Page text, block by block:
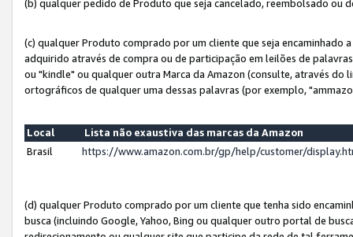
(b) qualquer pedido de Produto que seja cancelado, reembolsado ou
(c) qualquer Produto comprado por um cliente que seja encaminhado
adquirido através de compra ou de participação em leilões de
ou "kindle" ou qualquer outra Marca da Amazon (consulte, através do
ortográficos de qualquer uma dessas palavras (por exemplo,
Local
Lista não exaustiva das marcas da Amazon
Brasil
https://www.amazon.com.br/gp/help/customer/
(d) qualquer Produto comprado por um cliente que tenha sido
busca (incluindo Google, Yahoo, Bing ou qualquer outro portal de